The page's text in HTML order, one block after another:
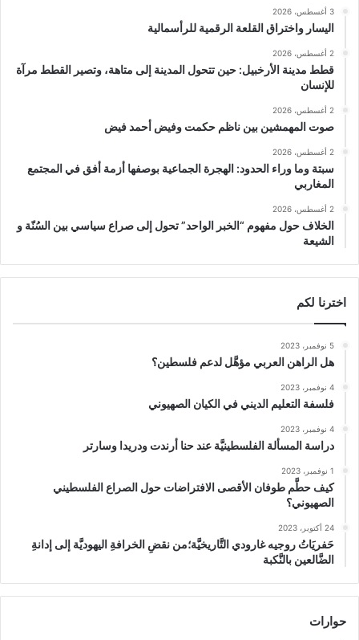
3 أغسطس، 2026
اليسار واختراق القلعة الرقمية للرأسمالية
2 أغسطس، 2026
قطط مدينة الأرخبيل: حين تتحول المدينة إلى متاهة، وتصير القطط مرآة
للإنسان
2 أغسطس، 2026
صوت المهمشين بين ناظم حكمت وفيض أحمد فيض
2 أغسطس، 2026
سبتة وما وراء الحدود: الهجرة الجماعية بوصفها أزمة أفق في المجتمع
المغاربي
2 أغسطس، 2026
الخلاف حول مفهوم “الخبر الواحد” تحول إلى صراع سياسي بين السُنّة و
الشيعة
اخترنا لكم
5 نوفمبر، 2023
هل الراهن العربي مؤهَّل لدعم فلسطين؟
4 نوفمبر، 2023
فلسفة التعليم الديني في الكيان الصهيوني
4 نوفمبر، 2023
دراسة المسألة الفلسطينيَّة عند حنا أرندت ودريدا وسارتر
1 نوفمبر، 2023
كيف حطَّم طوفان الأقصى الافتراضات حول الصراع الفلسطيني
الصهيوني؟
24 أكتوبر، 2023
حَفريَاتُ روجيه غارودي التَّاريخيَّة؛من نقضِ الخرافةِ اليهوديَّة إلى إدانةِ
الضَّالعين بالنَّكبة
حوارات